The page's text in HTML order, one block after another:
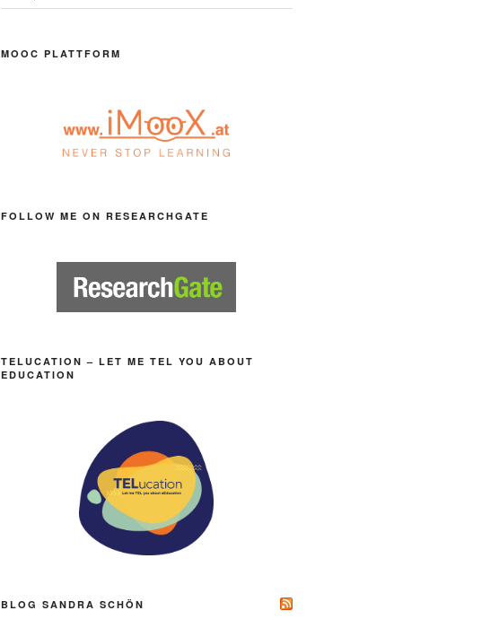
MOOC PLATTFORM
FOLLOW ME ON RESEARCHGATE
TELUCATION – LET ME TEL YOU ABOUT
EDUCATION
BLOG SANDRA SCHÖN